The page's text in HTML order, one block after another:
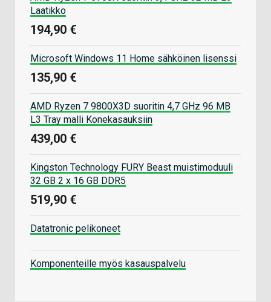
Laatikko
194,90 €
Microsoft Windows 11 Home sähköinen lisenssi
135,90 €
AMD Ryzen 7 9800X3D suoritin 4,7 GHz 96 MB
L3 Tray malli Konekasauksiin
439,00 €
Kingston Technology FURY Beast muistimoduuli
32 GB 2 x 16 GB DDR5
519,90 €
Datatronic pelikoneet
Komponenteille myös kasauspalvelu